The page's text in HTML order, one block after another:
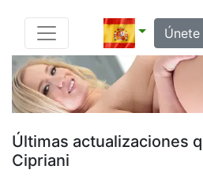
Últimas actualizaciones
Cipriani